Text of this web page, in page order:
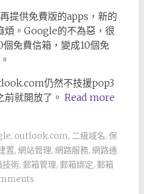
提供免費版的apps，新的
煩。Google的不為惡，很
免費信箱，變成10個免
仍然不技援pop3
就開放了。 Read more
, outlook.com, 二級域名, 保
置, 網站管理, 網路服務, 網路通
技術, 郵箱管理, 郵箱綁定, 郵箱